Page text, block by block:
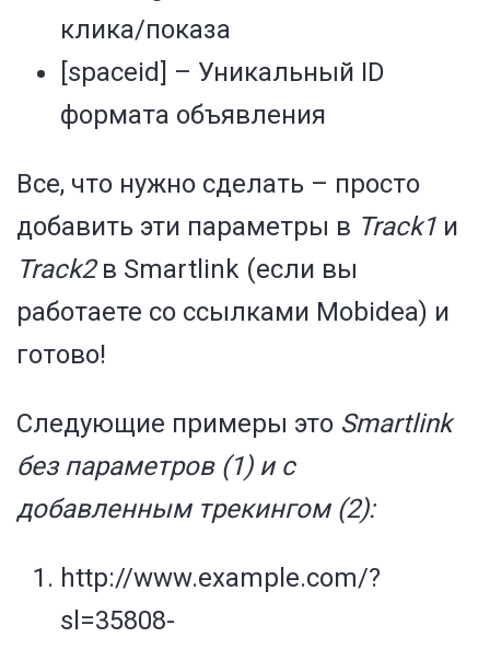
клика/показа
[spaceid] – Уникальный ID
формата объявления
Все, что нужно сделать – просто
добавить эти параметры в Track1 и
Track2в Smartlink (если вы
работаете со ссылками Mobidea) и
готово!
Следующие примеры это Smartlink
без параметров (1) и с
добавленным трекингом (2):
http://www.example.com/?
sl=35808-